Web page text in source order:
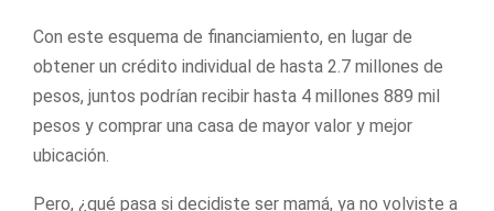
Con este esquema de financiamiento, en lugar de
obtener un crédito individual de hasta 2.7 millones de
pesos, juntos podrían recibir hasta 4 millones 889 mil
pesos y comprar una casa de mayor valor y mejor
ubicación.
Pero, ¿qué pasa si decidiste ser mamá, ya no volviste a